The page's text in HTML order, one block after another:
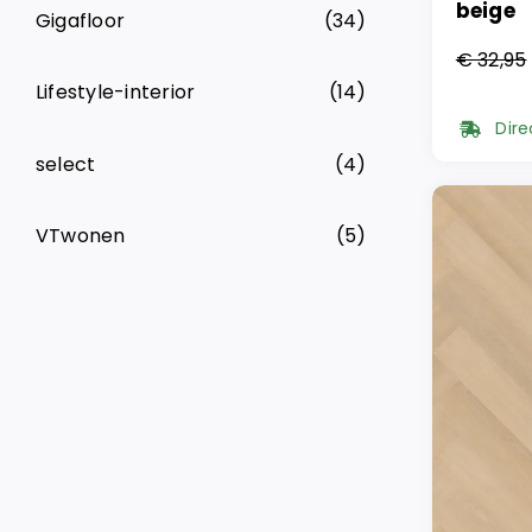
Gigafloor (34)
Lifestyle-interior (14)
select (4)
VTwonen (5)
beige
€32,95
prijs
€
prijs
€